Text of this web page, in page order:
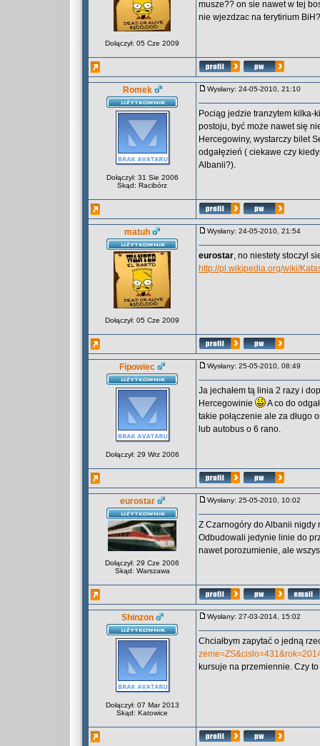
Dołączył: 05 Cze 2009
musze?? on sie nawet w tej
nie wjezdzac na terytirium
Romek
Dołączył: 31 Sie 2006
Skąd: Racibórz
Wysłany: 24-05-2010, 21:10
Pociąg jedzie tranzytem kilka-
postoju, być może nawet się
Hercegowiny, wystarczy bilet
odgałęzień ( ciekawe czy
Albanii?).
matuh
Dołączył: 05 Cze 2009
Wysłany: 24-05-2010, 21:54
eurostar, no niestety stoczyl
http://pl.wikipedia.org/wiki/
Fipowiec
Dołączył: 29 Wrz 2006
Wysłany: 25-05-2010, 08:49
Ja jechałem tą linia 2 razy i
Hercegowinie
A co do
takie połączenie ale za długo
lub autobus o 6 rano.
eurostar
Dołączył: 29 Cze 2006
Skąd: Warszawa
Wysłany: 25-05-2010, 10:02
Z Czarnogóry do Albanii nigdy
Odbudowali jedynie linie do
nawet porozumienie, ale
Shinzon
Dołączył: 07 Mar 2013
Skąd: Katowice
Wysłany: 27-03-2014, 15:02
Chciałbym zapytać o jedną
kursuje na przemiennie. Czy